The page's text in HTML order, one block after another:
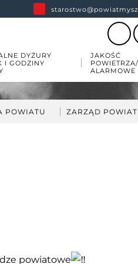
DYŻURY
I GODZINY
JAKOŚĆ
ALARMOWE
POWIATU ZARZĄD
powiatowe